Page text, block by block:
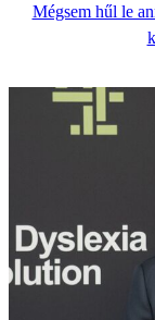
Mégsem hűl le